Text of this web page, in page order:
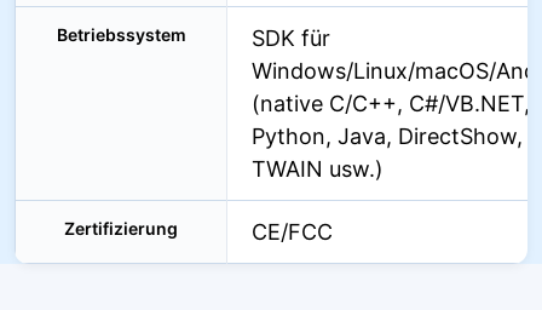
Betriebssystem
SDK für
Windows/Linux/macOS/
(native C/C++, C#/VB.NET,
Python, Java, DirectShow,
TWAIN usw.)
Zertifizierung CE/FCC